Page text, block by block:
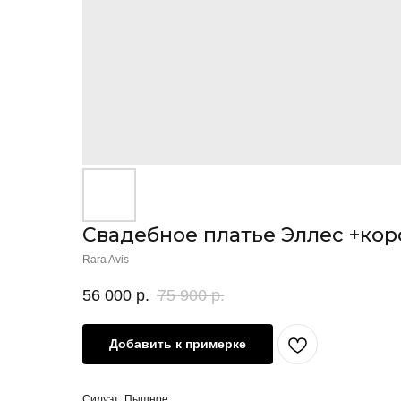
Свадебное платье Эллес
Rara Avis
56 000 р. 75 900 р.
Добавить к примерке